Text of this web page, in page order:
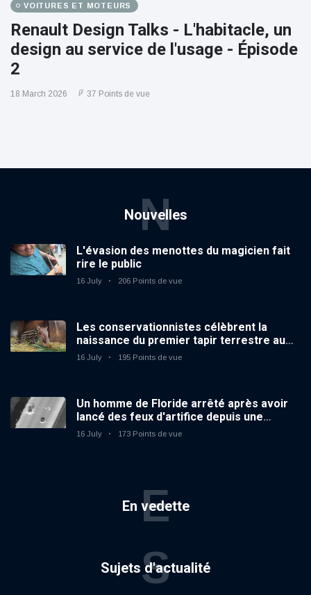
VOITURES ET MOTEURS
Renault Design Talks - L'habitacle, un
design au service de l'usage - Épisode
2
18 March 2026 37 Points de vue
Nouvelles
N
L'évasion des menottes du magicien fait
rire le public
16 July 206 Points de vue
Les conservationnistes célèbrent la
naissance du premier tapir terrestre au
zoo du Royaume-Uni depuis 14 ans
16 July 195 Points de vue
Un homme de Floride arrêté après avoir
lancé des feux d'artifice depuis une
voiture en mouvement
16 July 173 Points de vue
En vedette
E
Sujets d'actualité
S